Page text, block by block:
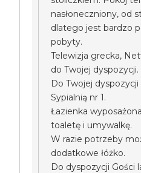
nasłoneczniony, od
dlatego jest bardzo
pobyty.
Telewizja grecka,
do Twojej dyspozycji.
Do Twojej
Sypialnią nr 1.
Łazienka
toaletę i umywalkę.
W razie potrzeby
dodatkowe łóżko.
Do dyspozycji Gości